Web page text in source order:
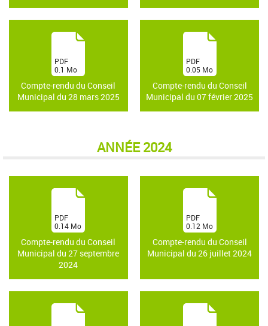
Compte-rendu du Conseil
Municipal du 28 mars 2025
(PDF
0.1 Mo
)
Compte-rendu du Conseil
Municipal du 07 février 2025
(PDF
0.05 Mo
)
ANNÉE 2024
Compte-rendu du Conseil
Municipal du 27 septembre
2024
(PDF
0.14 Mo
)
Compte-rendu du Conseil
Municipal du 26 juillet 2024
(PDF
0.12 Mo
)